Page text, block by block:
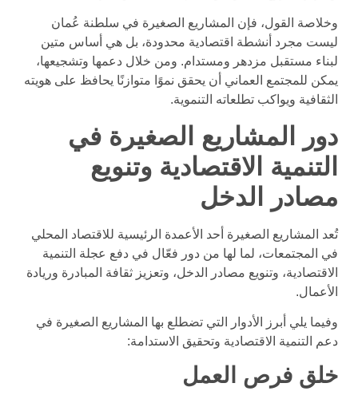
وخلاصة القول، فإن المشاريع الصغيرة في سلطنة عُمان
ليست مجرد أنشطة اقتصادية محدودة، بل هي أساس متين
لبناء مستقبل مزدهر ومستدام. ومن خلال دعمها وتشجيعها،
يمكن للمجتمع العماني أن يحقق نموًا متوازنًا يحافظ على هويته
الثقافية ويواكب تطلعاته التنموية.
دور المشاريع الصغيرة في
التنمية الاقتصادية وتنويع
مصادر الدخل
تُعد المشاريع الصغيرة أحد الأعمدة الرئيسية للاقتصاد المحلي
في المجتمعات، لما لها من دور فعّال في دفع عجلة التنمية
الاقتصادية، وتنويع مصادر الدخل، وتعزيز ثقافة المبادرة وريادة
الأعمال.
وفيما يلي أبرز الأدوار التي تضطلع بها المشاريع الصغيرة في
دعم التنمية الاقتصادية وتحقيق الاستدامة:
خلق فرص العمل